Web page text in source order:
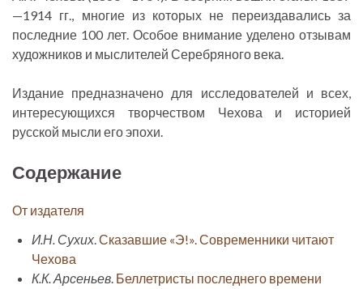
—1914 гг., многие из которых не переиздавались за
последние 100 лет. Особое внимание уделено отзывам
художников и мыслителей Серебряного века.
Издание предназначено для исследователей и всех,
интересующихся творчеством Чехова и историей
русской мысли его эпохи.
Содержание
От издателя
И.Н. Сухих.Сказавшие «Э!». Современники читают
Чехова
К.К. Арсеньев. Беллетристы последнего времени